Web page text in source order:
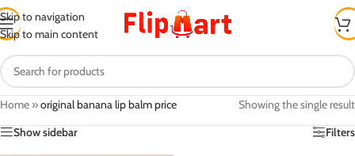
Skip to navigation
Skip to main content
Home »original banana lip balm price
Showing the single result
Show sidebar
Filters